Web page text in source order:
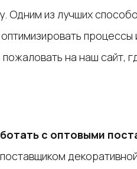
Одним из лучших
процессы
на наш сайт,
с оптовыми